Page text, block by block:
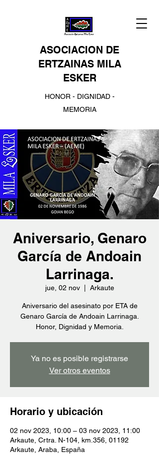
ASOCIACION DE
ERTZAINAS MILA
ESKER
HONOR - DIGNIDAD -
MEMORIA
Aniversario, Genaro
García de Andoain
Larrinaga.
jue, 02 nov
  |
Arkaute
Aniversario del asesinato por ETA de
Genaro García de Andoain Larrinaga.
Honor, Dignidad y Memoria.
Ya no es posible registrarse
Ver otros eventos
Horario y ubicación
02 nov 2023, 10:00 – 03 nov 2023, 11:00
Arkaute, Crtra. N-104, km.356, 01192
Arkaute, Araba, España